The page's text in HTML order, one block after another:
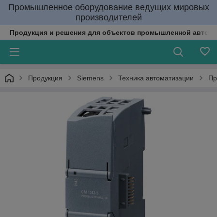
Промышленное оборудование ведущих мировых
производителей
Продукция и решения для объектов промышленной
Продукция Siemens Техника автоматизации